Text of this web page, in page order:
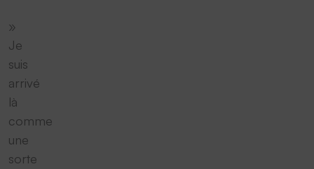
»
Je
suis
arrivé
là
comme
une
sorte